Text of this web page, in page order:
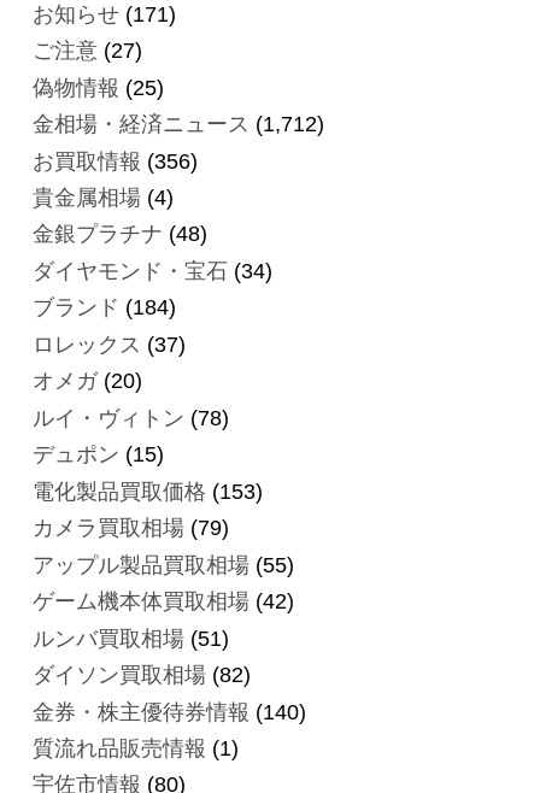
お知らせ(171)
ご注意(27)
偽物情報 (25)
金相場・経済ニュース (1,712)
お買取情報 (356)
貴金属相場(4)
金銀プラチナ (48)
ダイヤモンド・宝石(34)
ブランド (184)
ロレックス (37)
オメガ(20)
ルイ・ヴィトン (78)
デュポン (15)
電化製品買取価格 (153)
カメラ買取相場(79)
アップル製品買取相場(55)
ゲーム機本体買取相場(42)
ルンバ買取相場(51)
ダイソン買取相場(82)
金券・株主優待券情報 (140)
質流れ品販売情報 (1)
宇佐市情報 (80)